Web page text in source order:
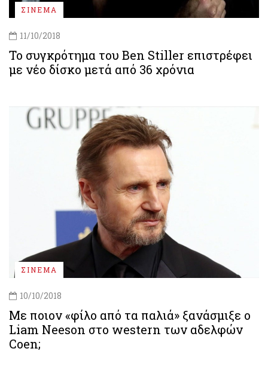
ΣΙΝΕΜΑ
11/10/2018
Το συγκρότημα του Ben Stiller επιστρέφει
με νέο δίσκο μετά από 36 χρόνια
ΣΙΝΕΜΑ
10/10/2018
Με ποιον «φίλο από τα παλιά» ξανάσμιξε ο
Liam Neeson στο western των αδελφών
Coen;